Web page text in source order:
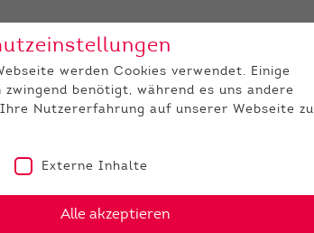
werden Cookies verwendet. Einige
zwingend benötigt, während es uns andere
Nutzererfahrung auf unserer Webseite zu
Externe Inhalte
Alle akzeptieren